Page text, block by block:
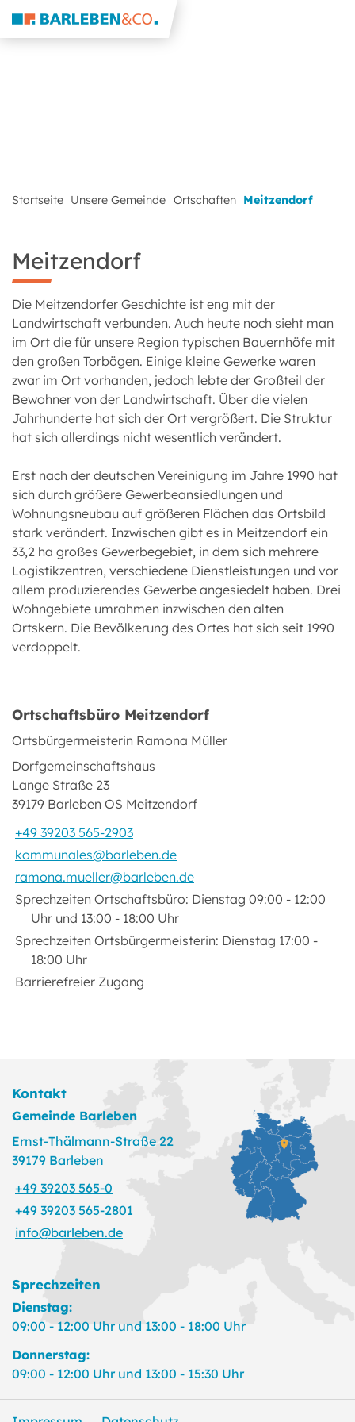
Startseite Unsere Gemeinde Ortschaften Meitzendorf
Meitzendorf
Die Meitzendorfer Geschichte ist eng mit der
Landwirtschaft verbunden. Auch heute noch sieht man
im Ort die für unsere Region typischen Bauernhöfe mit
den großen Torbögen. Einige kleine Gewerke waren
zwar im Ort vorhanden, jedoch lebte der Großteil der
Bewohner von der Landwirtschaft. Über die vielen
Jahrhunderte hat sich der Ort vergrößert. Die Struktur
hat sich allerdings nicht wesentlich verändert.
Erst nach der deutschen Vereinigung im Jahre 1990 hat
sich durch größere Gewerbeansiedlungen und
Wohnungsneubau auf größeren Flächen das Ortsbild
stark verändert. Inzwischen gibt es in Meitzendorf ein
33,2 ha großes Gewerbegebiet, in dem sich mehrere
Logistikzentren, verschiedene Dienstleistungen und vor
allem produzierendes Gewerbe angesiedelt haben. Drei
Wohngebiete umrahmen inzwischen den alten
Ortskern. Die Bevölkerung des Ortes hat sich seit 1990
verdoppelt.
Ortschaftsbüro Meitzendorf
Ortsbürgermeisterin Ramona Müller
Dorfgemeinschaftshaus
Lange Straße 23
39179 Barleben OS Meitzendorf
+49 39203 565-2903
kommunales@barleben.de
ramona.mueller@barleben.de
Sprechzeiten Ortschaftsbüro: Dienstag 09:00 - 12:00
Uhr und 13:00 - 18:00 Uhr
Sprechzeiten Ortsbürgermeisterin: Dienstag 17:00 -
18:00 Uhr
Barrierefreier Zugang
Kontakt
Gemeinde Barleben
Ernst-Thälmann-Straße 22
39179 Barleben
+49 39203 565-0
+49 39203 565-2801
info@barleben.de
Sprechzeiten
Dienstag:
09:00 - 12:00 Uhr und 13:00 - 18:00 Uhr
Donnerstag:
09:00 - 12:00 Uhr und 13:00 - 15:30 Uhr